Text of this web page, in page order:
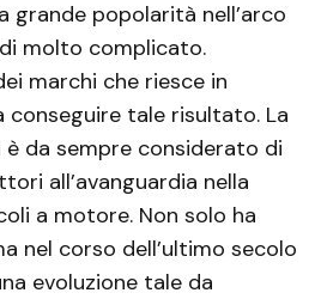
grande popolarità nell’arco
molto complicato.
marchi che riesce in
conseguire tale risultato. La
da sempre considerato di
all’avanguardia nella
a motore. Non solo ha
nel corso dell’ultimo secolo
evoluzione tale da